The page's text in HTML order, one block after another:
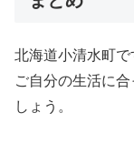
北海道小清水町
ご自分の生活に
しょう。